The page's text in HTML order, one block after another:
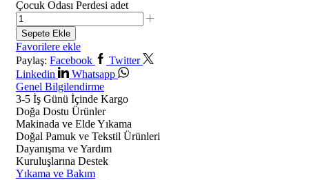
Çocuk Odası Perdesi adet
Sepete Ekle
Favorilere ekle
Paylaş: Facebook
Twitter
Linkedin
Whatsapp
Genel Bilgilendirme
3-5 İş Günü İçinde Kargo
Doğa Dostu Ürünler
Makinada ve Elde Yıkama
Doğal Pamuk ve Tekstil Ürünleri
Dayanışma ve Yardım
Kuruluşlarına Destek
Yıkama ve Bakım